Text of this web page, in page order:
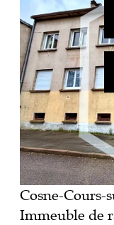
Cosne-Cours-
Immeuble de